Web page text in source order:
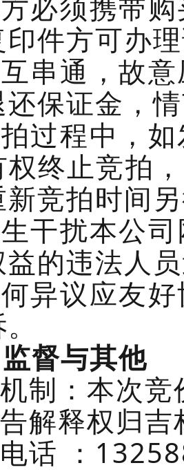
方必须携带
件方可办
串通，故
保证金，
过程中，
终止竞拍
竞拍时间
干扰本公
的违法人
异议应友
督与其他
制：本次竞
解释权归吉
话 ：